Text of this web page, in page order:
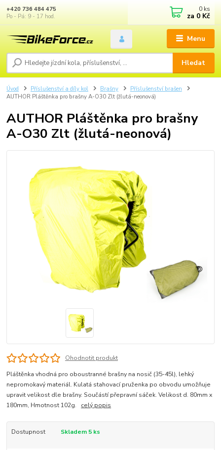
Menu
Hledat
+420 736 484 475
Po - Pá: 9 - 17 hod.
0 ks
za 0 Kč
Úvod Příslušenství a díly kol Brašny
Příslušenství brašen
AUTHOR Pláštěnka pro brašny A-O30 Zlt (žlutá-neonová)
AUTHOR Pláštěnka pro brašny
A-O30 Zlt (žlutá-neonová)
Ohodnotit produkt
Pláštěnka vhodná pro oboustranné brašny na nosič (35-45l), lehký
nepromokavý materiál. Kulatá stahovací pruženka po obvodu umožňuje
upravit velikost dle brašny. Součástí přepravní sáček. Velikost d. 80mm x
180mm, Hmotnost 102g. celý popis
Dostupnost Skladem 5 ks